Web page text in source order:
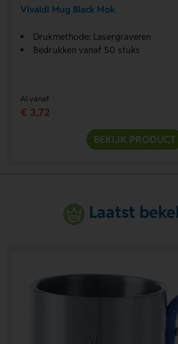
Vivaldi Mug Black Mok
Drukmethode: Lasergraveren
Bedrukken vanaf 50 stuks
Al vanaf
€ 3,72
BEKIJK PRODUCT
Laatst